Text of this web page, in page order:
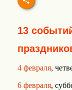
13
4 февраля,
6 февраля,